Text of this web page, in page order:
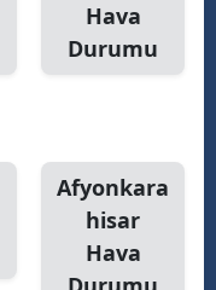
Hava
Durumu
Afyonkara
hisar
Hava